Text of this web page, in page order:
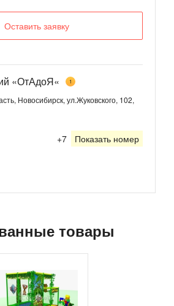
Оставить заявку
«ОтАдоЯ« 1
Новосибирск, ул.Жуковского, 102,
+7 Показать номер
товары